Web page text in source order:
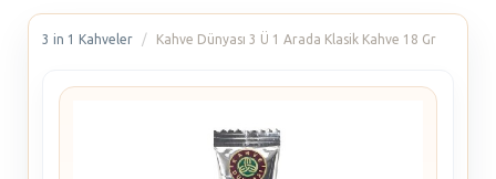
3 in 1 Kahveler Kahve Dünyası 3 Ü 1 Arada Klasik Kahve 18 Gr